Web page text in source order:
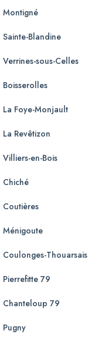
Montigné
Sainte-Blandine
Verrines-sous-Celles
Boisserolles
La Foye-Monjault
La Revêtizon
Villiers-en-Bois
Chiché
Coutières
Ménigoute
Coulonges-Thouarsais
Pierrefitte 79
Chanteloup 79
Pugny